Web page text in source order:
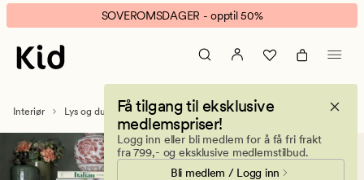
Duftlys
–
velduftende
lys
hjemmet
banner.
Klikk
ESCAPE
pause.
SOVEROMSDAGER - opptil 50%
Få tilgang til eksklusive
medlemspriser!
Logg inn eller bli medlem for å få fri frakt
fra 799,- og eksklusive medlemstilbud.
Bli medlem / Logg inn
Interiør Lys og duftlys Duftlys